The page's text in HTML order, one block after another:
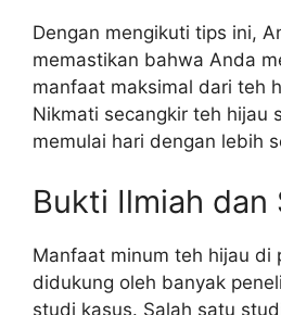
Dengan mengikuti tips ini,
memastikan bahwa Anda
manfaat maksimal dari teh
Nikmati secangkir teh hijau
memulai hari dengan lebih
Bukti Ilmiah dan
Manfaat minum teh hijau di
didukung oleh banyak
studi kasus. Salah satu